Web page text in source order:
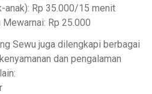
Rp 35.000/15 menit
Rp 25.000
Sewu juga dilengkapi berbagai
dan pengalaman